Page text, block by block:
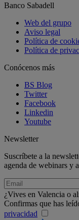
Banco Sabadell
Web del grupo
Aviso legal
Política de
Política de
Conócenos más
BS Blog
Twitter
Facebook
Linkedin
Youtube
Newsletter
Suscríbete a la
agenda de webinars y
¿Vives en Valencia o
Confirmas que has
privacidad